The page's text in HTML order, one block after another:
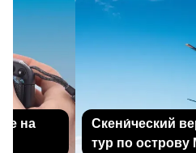
на
Скени́ческий
тур по острову